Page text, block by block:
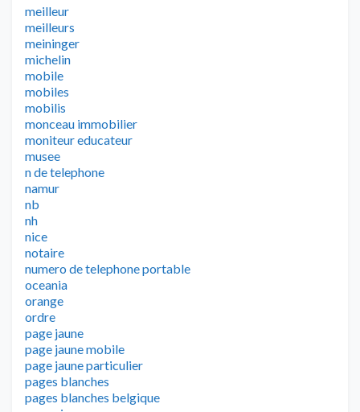
meilleur
meilleurs
meininger
michelin
mobile
mobiles
mobilis
monceau immobilier
moniteur educateur
musee
n de telephone
namur
nb
nh
nice
notaire
numero de telephone portable
oceania
orange
ordre
page jaune
page jaune mobile
page jaune particulier
pages blanches
pages blanches belgique